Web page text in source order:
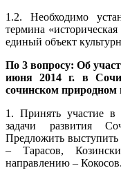
1.2. Необходимо
термина
единый объект
По 3 вопросу: Об
июня 2014 г. в
сочинском природном
1. Принять участие в
задачи развития
Предложить
– Тарасов,
направлению – Кокосов.